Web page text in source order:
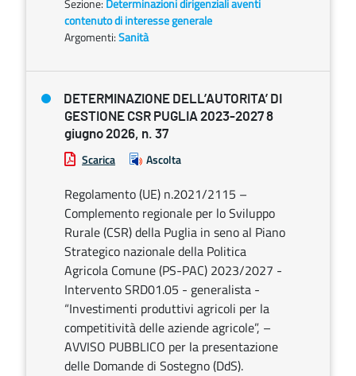
Sezione: Determinazioni dirigenziali aventi
contenuto di interesse generale
Argomenti:Sanità
DETERMINAZIONE DELL’AUTORITA’ DI
GESTIONE CSR PUGLIA 2023-2027 8
giugno 2026, n. 37
Scarica Ascolta
Regolamento (UE) n.2021/2115 –
Complemento regionale per lo Sviluppo
Rurale (CSR) della Puglia in seno al Piano
Strategico nazionale della Politica
Agricola Comune (PS-PAC) 2023/2027 -
Intervento SRD01.05 - generalista -
“Investimenti produttivi agricoli per la
competitività delle aziende agricole”, –
AVVISO PUBBLICO per la presentazione
delle Domande di Sostegno (DdS).